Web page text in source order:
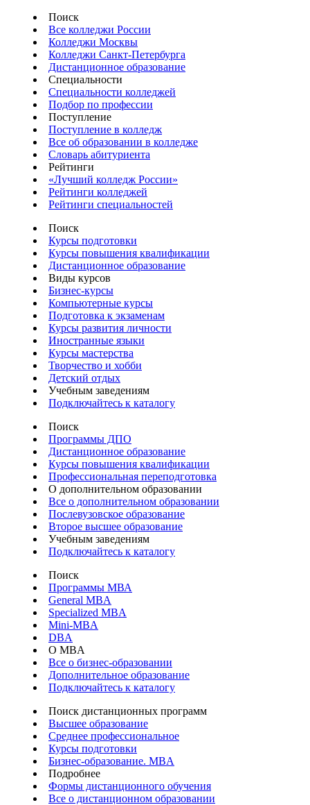
Поиск
Все колледжи России
Колледжи Москвы
Колледжи Санкт-Петербурга
Дистанционное образование
Специальности
Специальности колледжей
Подбор по профессии
Поступление
Поступление в колледж
Все об образовании в колледже
Словарь абитуриента
Рейтинги
«Лучший колледж России»
Рейтинги колледжей
Рейтинги специальностей
Поиск
Курсы подготовки
Курсы повышения квалификации
Дистанционное образование
Виды курсов
Бизнес-курсы
Компьютерные курсы
Подготовка к экзаменам
Курсы развития личности
Иностранные языки
Курсы мастерства
Творчество и хобби
Детский отдых
Учебным заведениям
Подключайтесь к каталогу
Поиск
Программы ДПО
Дистанционное образование
Курсы повышения квалификации
Профессиональная переподготовка
О дополнительном образовании
Все о дополнительном образовании
Послевузовское образование
Второе высшее образование
Учебным заведениям
Подключайтесь к каталогу
Поиск
Программы МВА
General MBA
Specialized MBA
Mini-MBA
DBA
О MBA
Все о бизнес-образовании
Дополнительное образование
Подключайтесь к каталогу
Поиск дистанционных программ
Высшее образование
Среднее профессиональное
Курсы подготовки
Бизнес-образование. MBA
Подробнее
Формы дистанционного обучения
Все о дистанционном образовании